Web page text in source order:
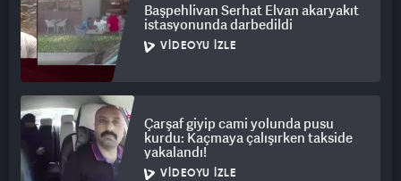
Başpehlivan Serhat Elvan akaryakıt
istasyonunda darbedildi
VIDEOYU İZLE
Çarşaf giyip cami yolunda pusu
kurdu: Kaçmaya çalışırken takside
yakalandı!
VIDEOYU İZLE